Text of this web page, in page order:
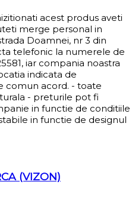
acest produs aveti
merge personal in
Doamnei, nr 3 din
telefonic la numerele de
iar compania noastra
indicata de
comun acord. - toate
- preturile pot fi
in functie de conditiile
in functie de designul
(VIZON)